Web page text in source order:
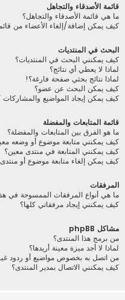
قائمة الأصدقاء والتجاهل
ما هي قائمة الأصدقاء والتجاهل؟
كيف يمكن إضافة/إلغاء الأعضاء من
البحث في المنتديات
كيف يمكنني البحث في المنتديات؟
لماذا لا يعطي أي نتائج؟
لماذا نتائج بحثي صفحة فارغة؟!
كيف يمكن البحث عن عضو؟
كيف يمكن إيجاد المواضيع
قائمة المتابعات والمفضلة
ما هو الفرق بين المتابعات والمفضلة؟
كيف يمكنني متابعة موضوع أو وضعه
كيف يمكنني المتابعة في منتدى معين؟
كيف يمكن إلغاء متابعة موضوع أو
المرفقات
ما هي أنواع المرفقات الممسوحة في
كيف يمكنني إيجاد مرفقاتي كلها؟
مشاكل phpBB
من برمج هذا المنتدى؟
لماذا لا أجد ميزة معينة أريدها؟
من اتصل به بخصوص مواضيع أو ردود غير
كيف يمكنني الاتصال بمدير المنتدى؟